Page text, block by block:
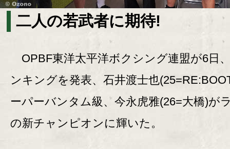
二人の若武者に期待!
OPBF東洋太平洋ボクシング連盟が6日
ンキングを発表、石井渡士也
ーパーバンタム級、今永虎雅(26=大橋)が
の新チャンピオンに輝いた。